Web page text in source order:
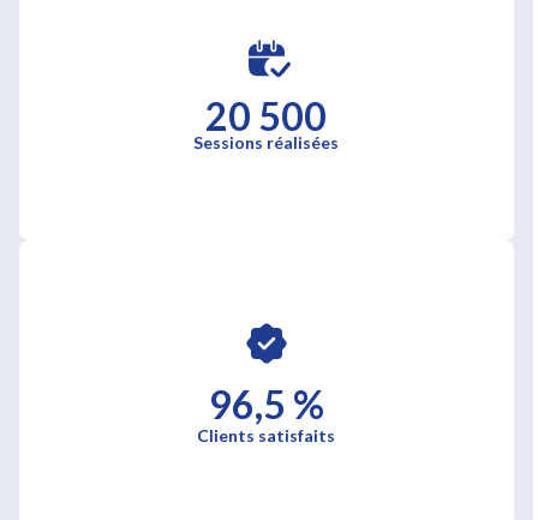
20 500
Sessions réalisées
96,5 %
Clients satisfaits